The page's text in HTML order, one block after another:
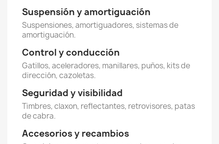
Suspensión y amortiguación
Suspensiones, amortiguadores, sistemas de
amortiguación.
Control y conducción
Gatillos, aceleradores, manillares, puños, kits de
dirección, cazoletas.
Seguridad y visibilidad
Timbres, claxon, reflectantes, retrovisores, patas
de cabra.
Accesorios y recambios